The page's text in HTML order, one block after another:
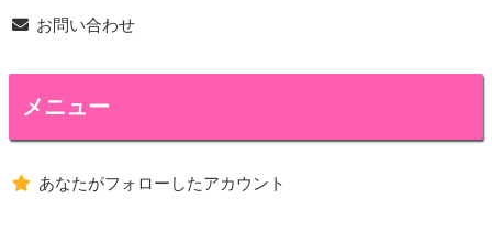
お問い合わせ
メニュー
あなたがフォローしたアカウント